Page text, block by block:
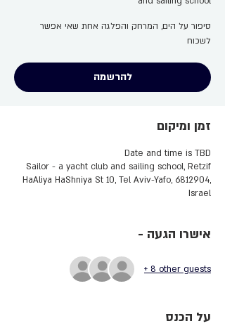
סיפור על הים, המרחק והפלגה אחת שאי אפשר
לשכוח
להרשמה
זמן ומיקום
Date and time is TBD
Sailor - a yacht club and sailing school, Retzif
HaAliya HaShniya St 10, Tel Aviv-Yafo, 6812904,
Israel
- אישרו הגעה
+ 8 other guests
על הכנס